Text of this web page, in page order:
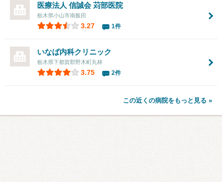
医療法人 信誠会 苅部医院
栃木県小山市南飯田
3.27 1件
いなば内科クリニック
栃木県下都賀郡野木町丸林
3.75 2件
この近くの病院をもっと見る »